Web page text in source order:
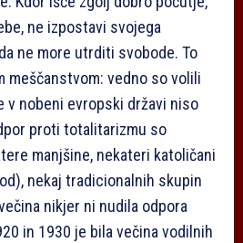
ne izpostavi svojega
ne more utrditi svobode. To
meščanstvom: vedno so volili
v nobeni evropski državi niso
proti totalitarizmu so
manjšine, nekateri katoličani
nekaj tradicionalnih skupin
nikjer ni nudila odpora
in 1930 je bila večina vodilnih